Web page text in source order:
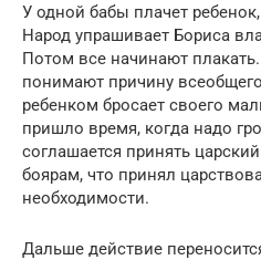
У одной бабы плачет
Народ упрашивает Бориса
Потом все начинают
понимают причину
ребенком бросает своего
пришло время, когда надо
соглашается принять
боярам, что принял
необходимости.
Дальше действие